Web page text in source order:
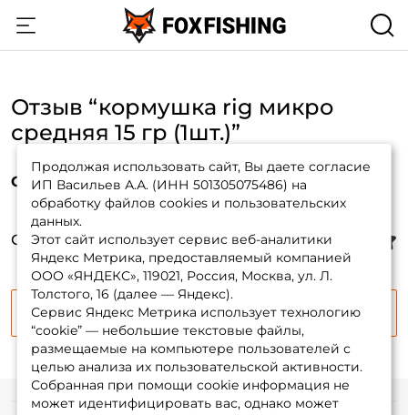
Отзыв “кормушка rig микро
средняя 15 гр (1шт.)”
Оцени параметры товара:
Общая оценка:
Продолжить
Продолжая использовать сайт, Вы даете согласие
ИП Васильев А.А. (ИНН 501305075486) на
обработку файлов cookies и пользовательских
данных.
Этот сайт использует сервис веб-аналитики
Яндекс Метрика, предоставляемый компанией
ООО «ЯНДЕКС», 119021, Россия, Москва, ул. Л.
Толстого, 16 (далее — Яндекс).
Сервис Яндекс Метрика использует технологию
“cookie” — небольшие текстовые файлы,
размещаемые на компьютере пользователей с
целью анализа их пользовательской активности.
Собранная при помощи cookie информация не
может идентифицировать вас, однако может
Создать аккаунт
ФИО: *
Email: *